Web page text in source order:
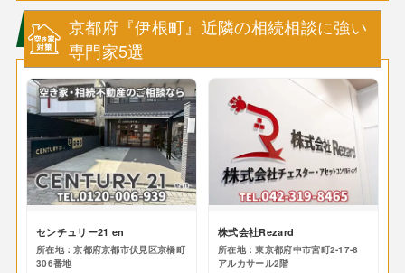
京都府『伊根町』近隣の相続相談に強い
専門家5選
センチュリー21 en
所在地：京都府京都市伏見区京橋町
306番地
株式会社Rezard
所在地：東京都府中市宮町2-17-8
アルカサール2階